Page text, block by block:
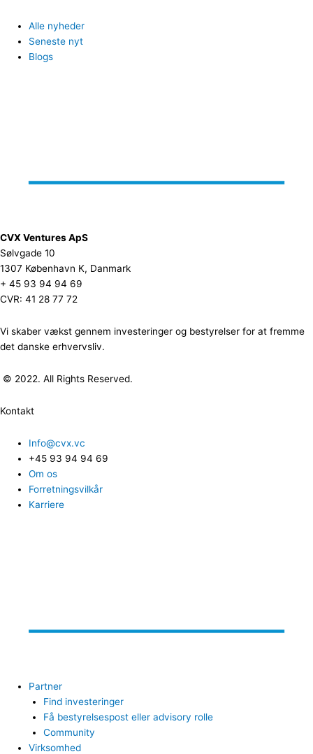
Alle nyheder
Seneste nyt
Blogs
CVX Ventures ApS
Sølvgade 10
1307 København K, Danmark
+ 45 93 94 94 69
CVR: 41 28 77 72
Vi skaber vækst gennem investeringer og bestyrelser for at fremme
det danske erhvervsliv.
© 2022. All Rights Reserved.
Kontakt
Info@cvx.vc
+45 93 94 94 69
Om os
Forretningsvilkår
Karriere
Partner
Find investeringer
Få bestyrelsespost eller advisory rolle
Community
Virksomhed